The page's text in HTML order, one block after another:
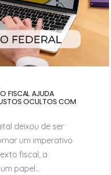
FISCAL AJUDA
OCULTOS COM
deixou de ser
um imperativo
fiscal, a
papel...